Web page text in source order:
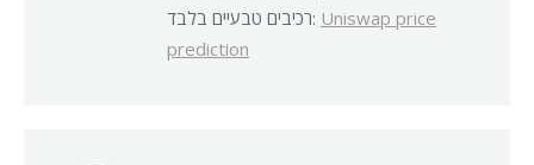
רכיבים טבעיים בלבד: Uniswap price
prediction